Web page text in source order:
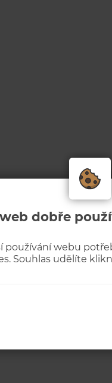
dobře
používání webu
Souhlas udělíte